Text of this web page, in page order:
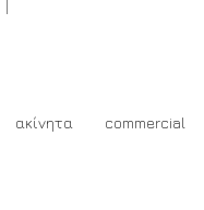
ακίνητα commercial